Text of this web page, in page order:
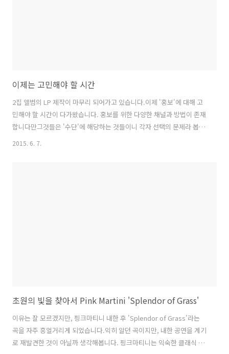
이제는 고민해야 할 시간
2집 앨범의 LP 제작이 마무리 되어가고 있습니다.이제 '홍보'에 대해 고
민해야 할 시간이 다가왔습니다. 홍보를 위한 다양한 채널과 방법이 존재
합니다만그것들은 '수단'에 해당하는 것들이니 각자 선택의 문제라 봅니
다.명확하고 효과적인 홍보를 위해서라면좀 더 근본적인 물음에 답할 수
2015. 6. 7.
초원의 빛을 찾아서 Pink Martini 'Splendor of Grass'
이유는 잘 모르겠지만, 핑크마티니 내한 후 'Splendor of Grass'라는
곡을 자주 흥얼거리게 되었습니다.익히 알던 곡이지만, 내한 공연을 계기
로 재발견한 것이 아닐까 생각해봅니다. 핑크마티니는 익숙한 클래식 곡